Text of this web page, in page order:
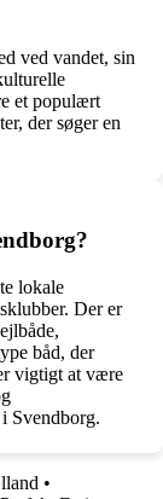
ved vandet, sin
et populært
der søger en
lokale
Der er
båd, der
vigtigt at være
Svendborg.
•